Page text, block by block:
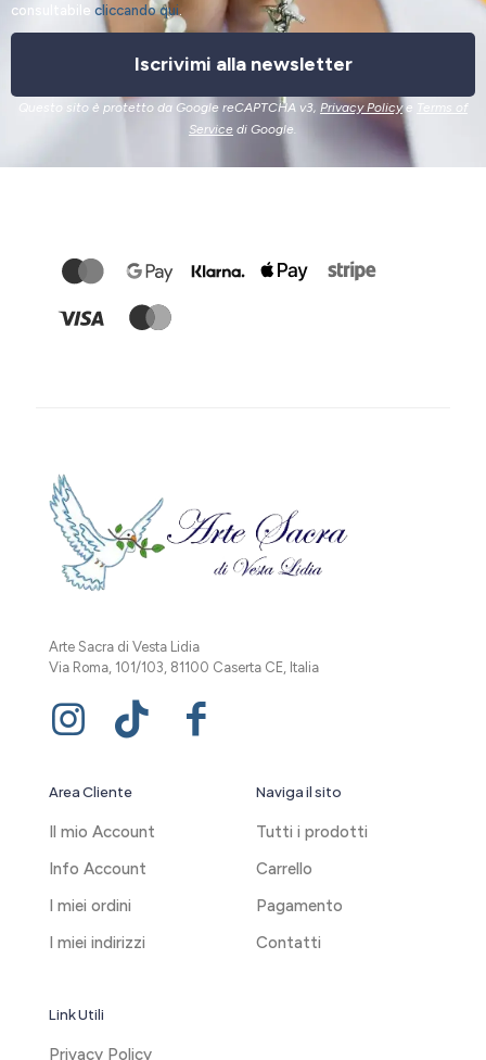
consultabile cliccando qui.
Iscrivimi alla newsletter
Questo sito è protetto da Google reCAPTCHA v3, Privacy Policye Terms of
Service di Google.
Arte Sacra di Vesta Lidia
Via Roma, 101/103, 81100 Caserta CE, Italia
Area Cliente
Il mio Account
Info Account
I miei ordini
I miei indirizzi
Naviga il sito
Tutti i prodotti
Carrello
Pagamento
Contatti
Link Utili
Privacy Policy